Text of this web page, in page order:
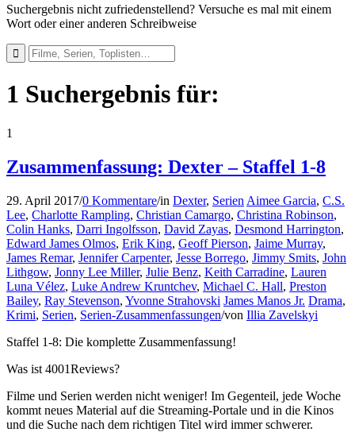
Suchergebnis nicht zufriedenstellend? Versuche es mal mit einem
Wort oder einer anderen Schreibweise
1 Suchergebnis für:
1
Zusammenfassung: Dexter – Staffel 1-8
29. April 2017/0 Kommentare/in Dexter, Serien Aimee Garcia, C.S.
Lee, Charlotte Rampling, Christian Camargo, Christina Robinson,
Colin Hanks, Darri Ingolfsson, David Zayas, Desmond Harrington,
Edward James Olmos, Erik King, Geoff Pierson, Jaime Murray,
James Remar, Jennifer Carpenter, Jesse Borrego, Jimmy Smits, John
Lithgow, Jonny Lee Miller, Julie Benz, Keith Carradine, Lauren
Luna Vélez, Luke Andrew Kruntchev, Michael C. Hall, Preston
Bailey, Ray Stevenson, Yvonne Strahovski James Manos Jr. Drama,
Krimi, Serien, Serien-Zusammenfassungen/von Illia Zavelskyi
Staffel 1-8: Die komplette Zusammenfassung!
Was ist 4001Reviews?
Filme und Serien werden nicht weniger! Im Gegenteil, jede Woche
kommt neues Material auf die Streaming-Portale und in die Kinos
und die Suche nach dem richtigen Titel wird immer schwerer.